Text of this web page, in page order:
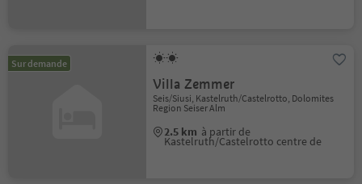
Sur demande
Villa Zemmer
Seis/Siusi, Kastelruth/Castelrotto, Dolomites
Region Seiser Alm
2.5 km à partir de
Kastelruth/Castelrotto centre de